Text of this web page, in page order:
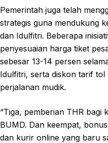
Pemerintah juga telah
strategis guna mendukung
dan Idulfitri. Beberapa
penyesuaian harga tiket
sebesar 13-14 persen
Idulfitri, serta diskon tarif
perjalanan mudik.
“Tiga, pemberian THR bagi
BUMD. Dan keempat,
dan kurir online yang baru